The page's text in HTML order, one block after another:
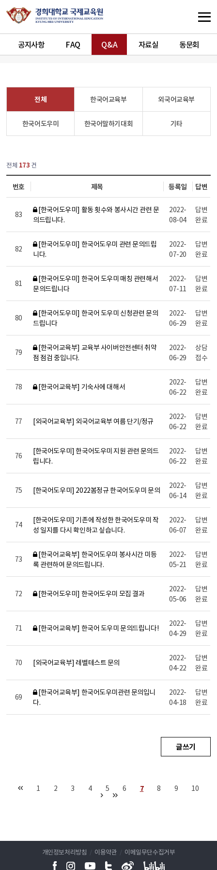
공지사항 FAQ Q&A 자료실 동문회
전체 한국어교육부 외국어교육부
한국어도우미 한국어말하기대회 기타
전체 173 건
번호 제목 등록일 답변
83
[한국어도우미] 활동 횟수와 봉사시간 관련 문
의드립니다.
2022-
08-04
답변
완료
82
[한국어도우미] 한국어도우미 관련 문의드립
니다.
2022-
07-20
답변
완료
81
[한국어도우미] 한국어 도우미 매칭 관련해서
문의드립니다
2022-
07-11
답변
완료
80
[한국어도우미] 한국어 도우미 신청관련 문의
드립니다
2022-
06-29
답변
완료
79
[한국어교육부] 교육부 사이버안전센터 취약
점 점검 중입니다.
2022-
06-29
상담
접수
78 [한국어교육부] 기숙사에 대해서
2022-
06-22
답변
완료
77 [외국어교육부] 외국어교육부 여름 단기/정규
2022-
06-22
답변
완료
76
[한국어도우미] 한국어도우미 지원 관련 문의드
립니다.
2022-
06-22
답변
완료
75 [한국어도우미] 2022봄정규 한국어도우미 문의
2022-
06-14
답변
완료
74
[한국어도우미] 기존에 작성한 한국어도우미 작
성 일지를 다시 확인하고 싶습니다.
2022-
06-07
답변
완료
73
[한국어교육부] 한국어도우미 봉사시간 미등
록 관련하여 문의드립니다.
2022-
05-21
답변
완료
72 [한국어도우미] 한국어도우미 모집 결과
2022-
05-06
답변
완료
71 [한국어교육부] 한국어 도우미 문의드립니다!
2022-
04-29
답변
완료
70 [외국어교육부] 레벨테스트 문의
2022-
04-22
답변
완료
69
[한국어교육부] 한국어도우미관련 문의입니
다.
2022-
04-18
답변
완료
글쓰기
1 2 3 4 5 6 7 8 9 10
개인정보처리방침 / 이용약관 / 이메일무단수집거부